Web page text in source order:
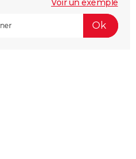
Voir un exemple